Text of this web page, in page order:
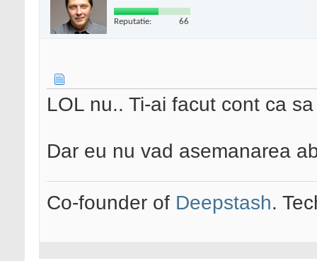
Reputatie: 66
LOL nu.. Ti-ai facut cont ca
Dar eu nu vad asemanarea
Co-founder of Deepstash.